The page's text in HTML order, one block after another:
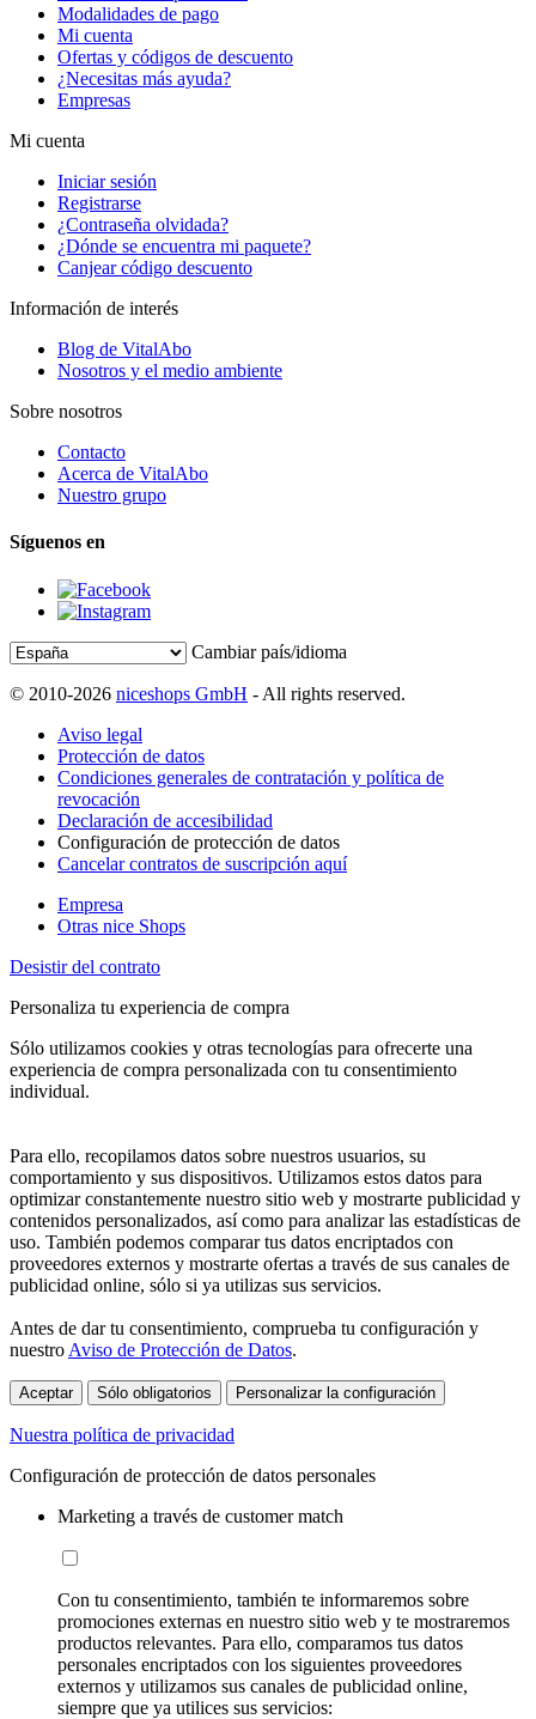
Modalidades de pago
Mi cuenta
Ofertas y códigos de descuento
¿Necesitas más ayuda?
Empresas
Mi cuenta
Iniciar sesión
Registrarse
¿Contraseña olvidada?
¿Dónde se encuentra mi paquete?
Canjear código descuento
Información de interés
Blog de VitalAbo
Nosotros y el medio ambiente
Sobre nosotros
Contacto
Acerca de VitalAbo
Nuestro grupo
Síguenos en
Cambiar país/idioma
© 2010-2026 niceshops GmbH - All rights reserved.
Aviso legal
Protección de datos
Condiciones generales de contratación y política de
revocación
Declaración de accesibilidad
Configuración de protección de datos
Cancelar contratos de suscripción aquí
Empresa
Otras nice Shops
Desistir del contrato
Personaliza tu experiencia de compra
Sólo utilizamos cookies y otras tecnologías para ofrecerte una
experiencia de compra personalizada con tu consentimiento
individual.
Para ello, recopilamos datos sobre nuestros usuarios, su
comportamiento y sus dispositivos. Utilizamos estos datos para
optimizar constantemente nuestro sitio web y mostrarte publicidad y
contenidos personalizados, así como para analizar las estadísticas de
uso. También podemos comparar tus datos encriptados con
proveedores externos y mostrarte ofertas a través de sus canales de
publicidad online, sólo si ya utilizas sus servicios.
Antes de dar tu consentimiento, comprueba tu configuración y
nuestro Aviso de Protección de Datos.
Aceptar Sólo obligatorios Personalizar la configuración
Nuestra política de privacidad
Configuración de protección de datos personales
Marketing a través de customer match
Con tu consentimiento, también te informaremos sobre
promociones externas en nuestro sitio web y te mostraremos
productos relevantes. Para ello, comparamos tus datos
personales encriptados con los siguientes proveedores
externos y utilizamos sus canales de publicidad online,
siempre que ya utilices sus servicios: